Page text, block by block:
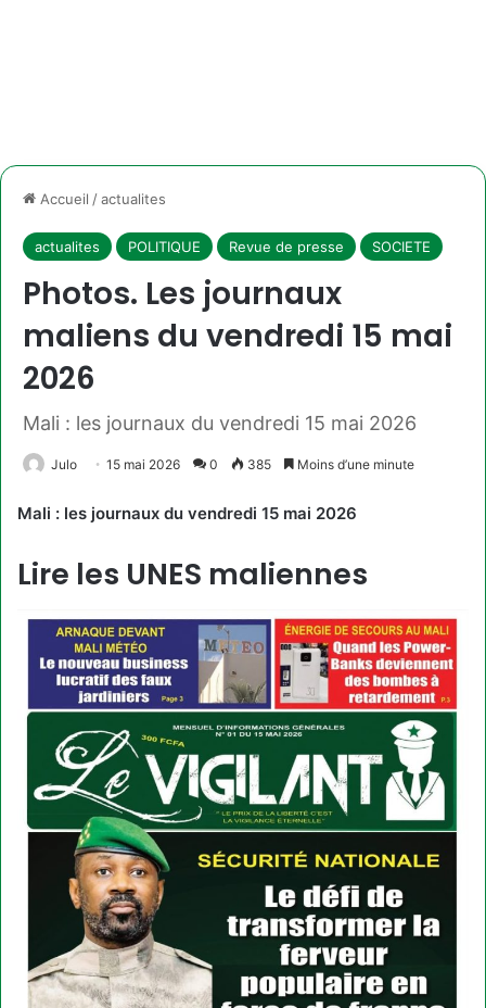
Accueil /actualites
actualites POLITIQUE Revue de presse SOCIETE
Photos. Les journaux
maliens du vendredi 15 mai
2026
Mali : les journaux du vendredi 15 mai 2026
Julo 15 mai 2026 0 385 Moins d’une minute
Mali : les journaux du vendredi 15 mai 2026
Lire les UNES maliennes